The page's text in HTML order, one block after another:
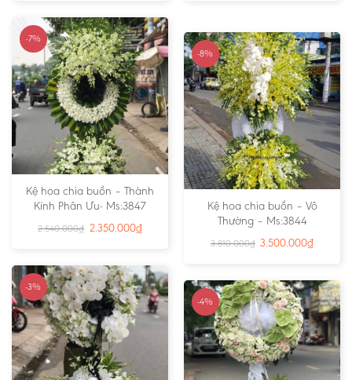
-7%
Kệ hoa chia buồn – Thành
Kính Phân Ưu- Ms:3847
2.540.000₫ 2.350.000₫
-8%
Kệ hoa chia buồn – Vô
Thường – Ms:3844
3.810.000₫ 3.500.000₫
-3%
-4%